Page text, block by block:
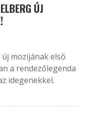
ÚJ
mozijának első
a rendezőlegenda
idegenekkel.